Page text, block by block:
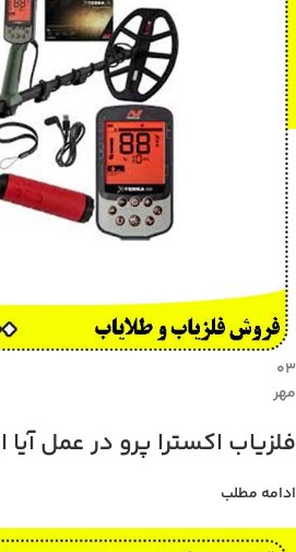
۰۳
مهر
فلزیاب اکسترا پرو در عمل
ادامه مطلب